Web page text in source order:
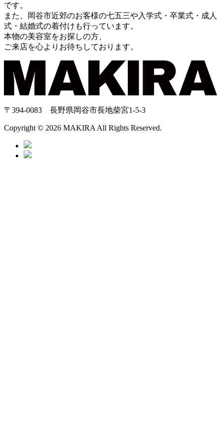
です。
また、岡谷市近郊のお客様の七五三や入学式・卒業式・成人
式・結婚式の着付けも行っています。
本物の美容室をお探しの方、
ご来店を心よりお待ちしております。
〒394-0083 長野県岡谷市長地柴宮1-5-3
Copyright © 2026 MAKIRA All Rights Reserved.